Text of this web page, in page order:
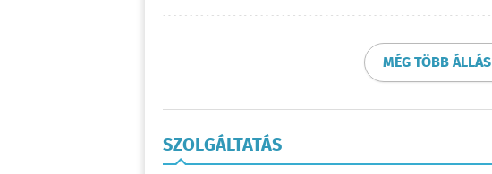
MÉG TÖBB ÁLLÁS
SZOLGÁLTATÁS